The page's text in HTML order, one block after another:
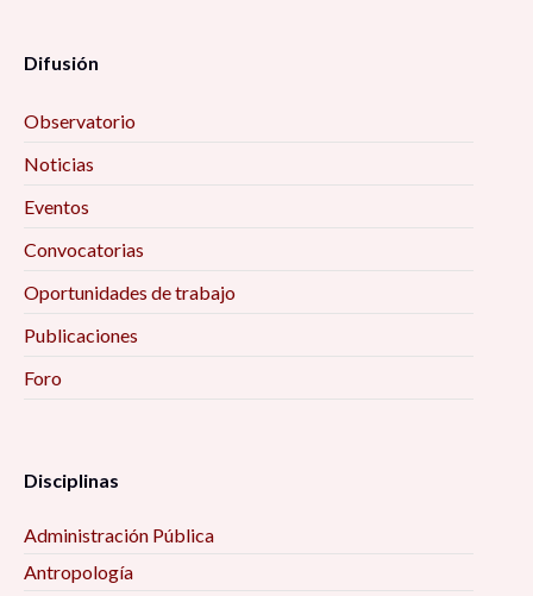
Difusión
Observatorio
Noticias
Eventos
Convocatorias
Oportunidades de trabajo
Publicaciones
Foro
Disciplinas
Administración Pública
Antropología